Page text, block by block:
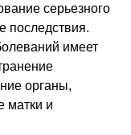
серьезного
последствия.
имеет
органы,
матки и